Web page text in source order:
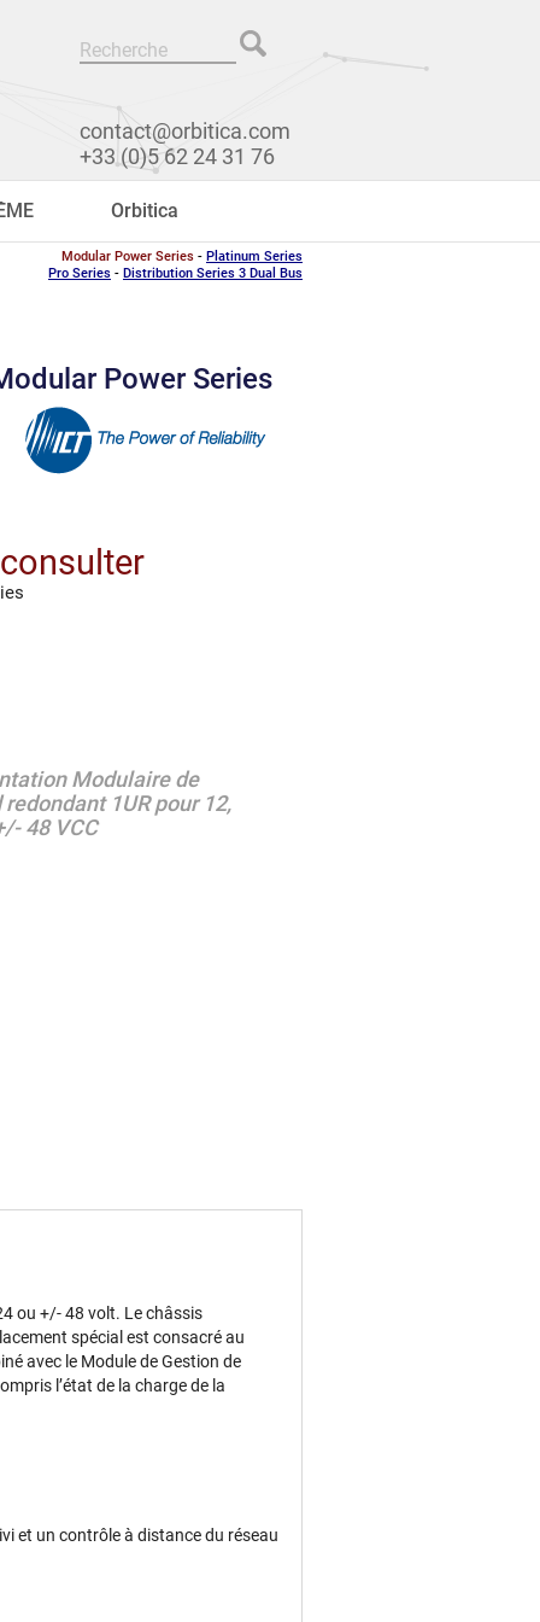
contact@orbitica.com
+33 (0)5 62 24 31 76
Orbitica
Modular Power Series - Platinum Series
Pro Series - Distribution Series 3 Dual Bus
Power Series
Modulaire de
1UR pour 12,
48 VCC
ou +/- 48 volt. Le châssis
spécial est consacré au
avec le Module de Gestion de
lʼétat de la charge de la
et un contrôle à distance du réseau